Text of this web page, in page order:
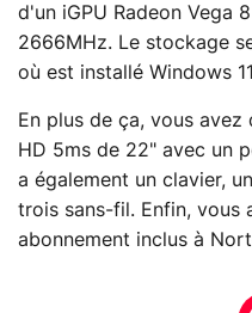
d'un iGPU Radeon Vega
2666MHz. Le stockage
où est installé Windows
En plus de ça, vous avez
HD 5ms de 22" avec un
a également un clavier,
trois sans-fil. Enfin, vous
abonnement inclus à